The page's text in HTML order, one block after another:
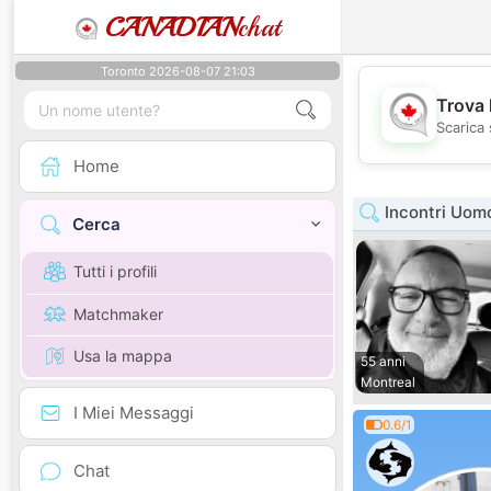
CANADIANchat
Toronto 2026-08-07 21:03
Home
Cerca
Tutti i profili
Matchmaker
Usa la mappa
I Miei Messaggi
Chat
Trova
Incontri
55 anni
Montreal
0.6/1